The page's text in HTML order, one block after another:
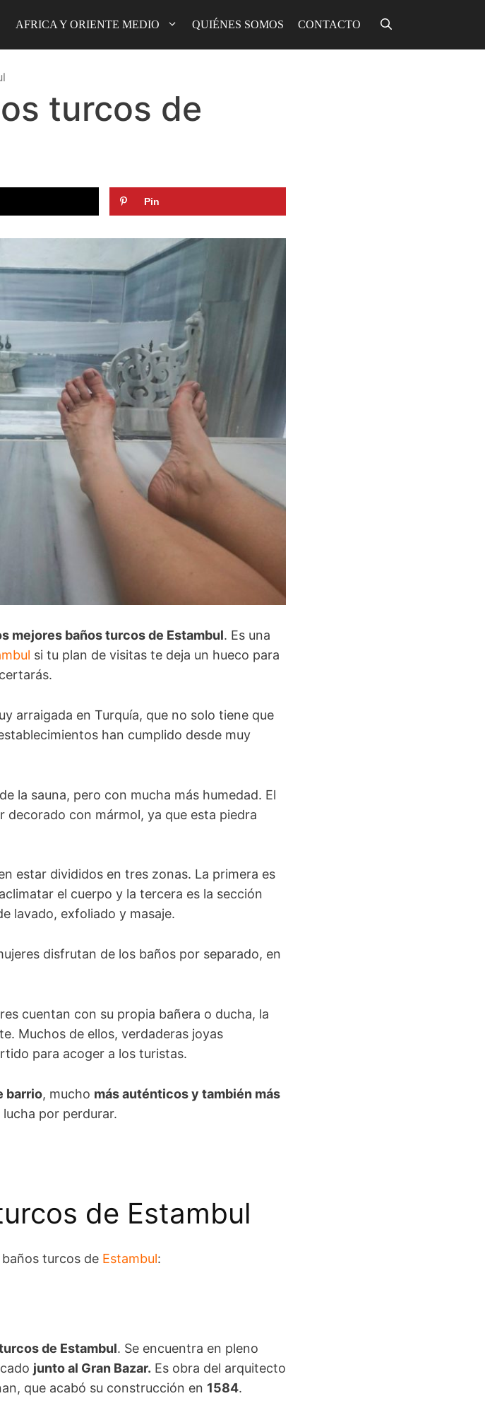
AFRICA Y ORIENTE MEDIO QUIÉNES SOMOS CONTACTO
turcos de
Pin
mejores baños turcos de Estambul. Es una
si tu plan de visitas te deja un hueco para
arraigada en Turquía, que no solo tiene que
han cumplido desde muy
la sauna, pero con mucha más humedad. El
con mármol, ya que esta piedra
estar divididos en tres zonas. La primera es
el cuerpo y la tercera es la sección
lavado, exfoliado y masaje.
disfrutan de los baños por separado, en
cuentan con su propia bañera o ducha, la
Muchos de ellos, verdaderas joyas
para acoger a los turistas.
barrio, mucho más auténticos y también más
por perdurar.
de Estambul
turcos de Estambul:
de Estambul. Se encuentra en pleno
junto al Gran Bazar. Es obra del arquitecto
que acabó su construcción en 1584.